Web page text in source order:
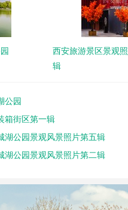
西安旅游景区景观
辑
公园
箱街区第一辑
湖公园景观风景照片第五辑
湖公园景观风景照片第二辑